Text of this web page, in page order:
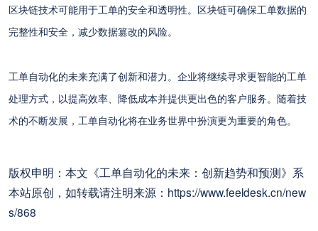
区块链技术可能用于工单的安全和透明性。区块链可确保工单数据的
完整性和安全，减少数据篡改的风险。
工单自动化的未来充满了创新和潜力。企业将继续寻求更智能的工单
处理方式，以提高效率、降低成本并提供更出色的客户服务。随着技
术的不断发展，工单自动化将在业务世界中扮演更为重要的角色。
版权申明：本文《工单自动化的未来：创新趋势和预测》系
本站原创，如转载请注明来源：https://www.feeldesk.cn/new
s/868